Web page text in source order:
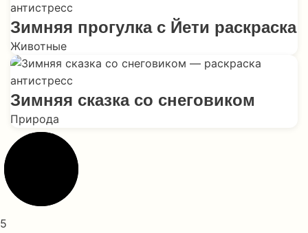
Зимняя прогулка с Йети раскраска
Животные
Зимняя сказка со снеговиком
Природа
5